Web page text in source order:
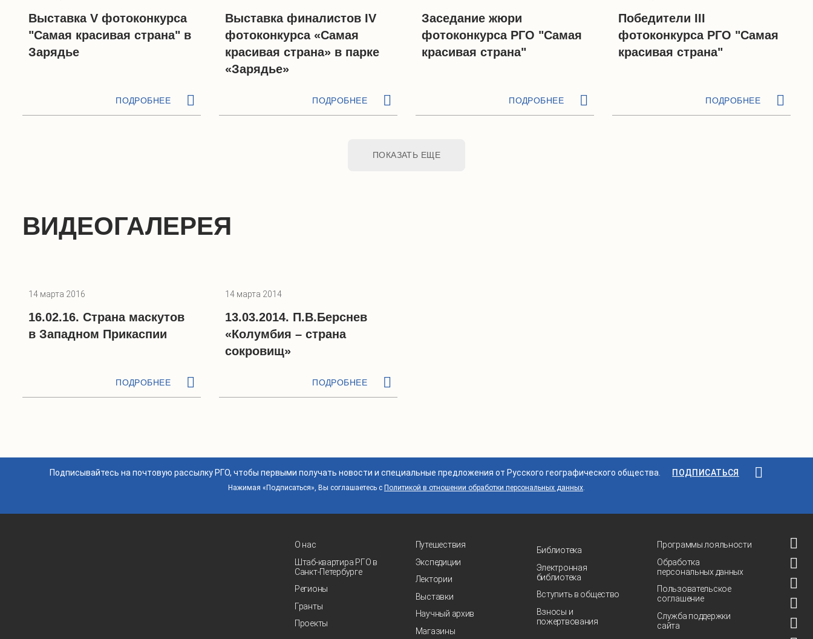
Выставка V фотоконкурса
"Самая красивая страна" в
Зарядье
ПОДРОБНЕЕ
Выставка финалистов IV
фотоконкурса «Самая
красивая страна» в парке
«Зарядье»
ПОДРОБНЕЕ
Заседание жюри
фотоконкурса РГО "Самая
красивая страна"
ПОДРОБНЕЕ
Победители III
фотоконкурса РГО "Самая
красивая страна"
ПОДРОБНЕЕ
ПОКАЗАТЬ ЕЩЕ
ВИДЕОГАЛЕРЕЯ
14 марта 2016
16.02.16. Страна маскутов
в Западном Прикаспии
ПОДРОБНЕЕ
14 марта 2014
13.03.2014. П.В.Берснев
«Колумбия – страна
сокровищ»
ПОДРОБНЕЕ
Подписывайтесь на почтовую рассылку РГО, чтобы первыми получать новости и специальные предложения от Русского географического общества. ПОДПИСАТЬСЯ
Нажимая «Подписаться», Вы соглашаетесь с Политикой в отношении обработки персональных данных.
О нас
Штаб-квартира РГО в
Санкт‑Петербурге
Регионы
Гранты
Проекты
Путешествия
Экспедиции
Лектории
Выставки
Научный архив
Магазины
Библиотека
Электронная
библиотека
Вступить в общество
Взносы и
пожертвования
Программы лояльности
Обработка
персональных данных
Пользовательское
соглашение
Служба поддержки
сайта